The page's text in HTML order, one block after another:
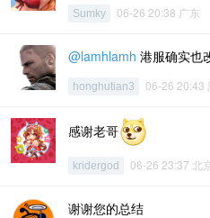
Sumky 06-26 20:38 广东
@lamhlamh 港服确实也
honghutian3 06-26 20:43
感谢老哥
kridergod 06-26 23:37 北
谢谢您的总结